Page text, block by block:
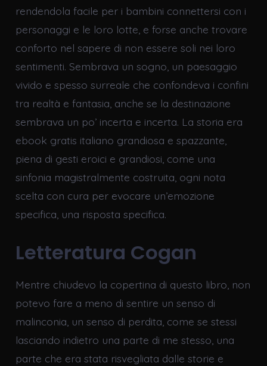
rendendola facile per i bambini connettersi con i
personaggi e le loro lotte, e forse anche trovare
conforto nel sapere di non essere soli nei loro
sentimenti. Sembrava un sogno, un paesaggio
vivido e spesso surreale che confondeva i confini
tra realtà e fantasia, anche se la destinazione
sembrava un po’ incerta e incerta. La storia era
ebook gratis italiano grandiosa e spazzante,
piena di gesti eroici e grandiosi, come una
sinfonia magistralmente costruita, ogni nota
scelta con cura per evocare un’emozione
specifica, una risposta specifica.
Letteratura Cogan
Mentre chiudevo la copertina di questo libro, non
potevo fare a meno di sentire un senso di
malinconia, un senso di perdita, come se stessi
lasciando indietro una parte di me stesso, una
parte che era stata risvegliata dalle storie e